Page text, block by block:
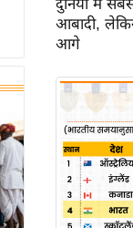
दुनिया में
आबादी,
आगे